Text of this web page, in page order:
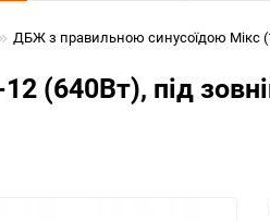
ДБЖ з правильною синусоїдою Мікс
(640Вт), під